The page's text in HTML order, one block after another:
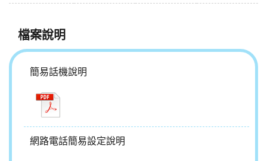
檔案說明
簡易話機說明
網路電話簡易設定說明